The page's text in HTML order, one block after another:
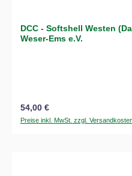
DCC - Softshell Westen
Weser-Ems e.V.
Regulärer Preis:
54,00 €
Preise inkl. MwSt. zzgl.